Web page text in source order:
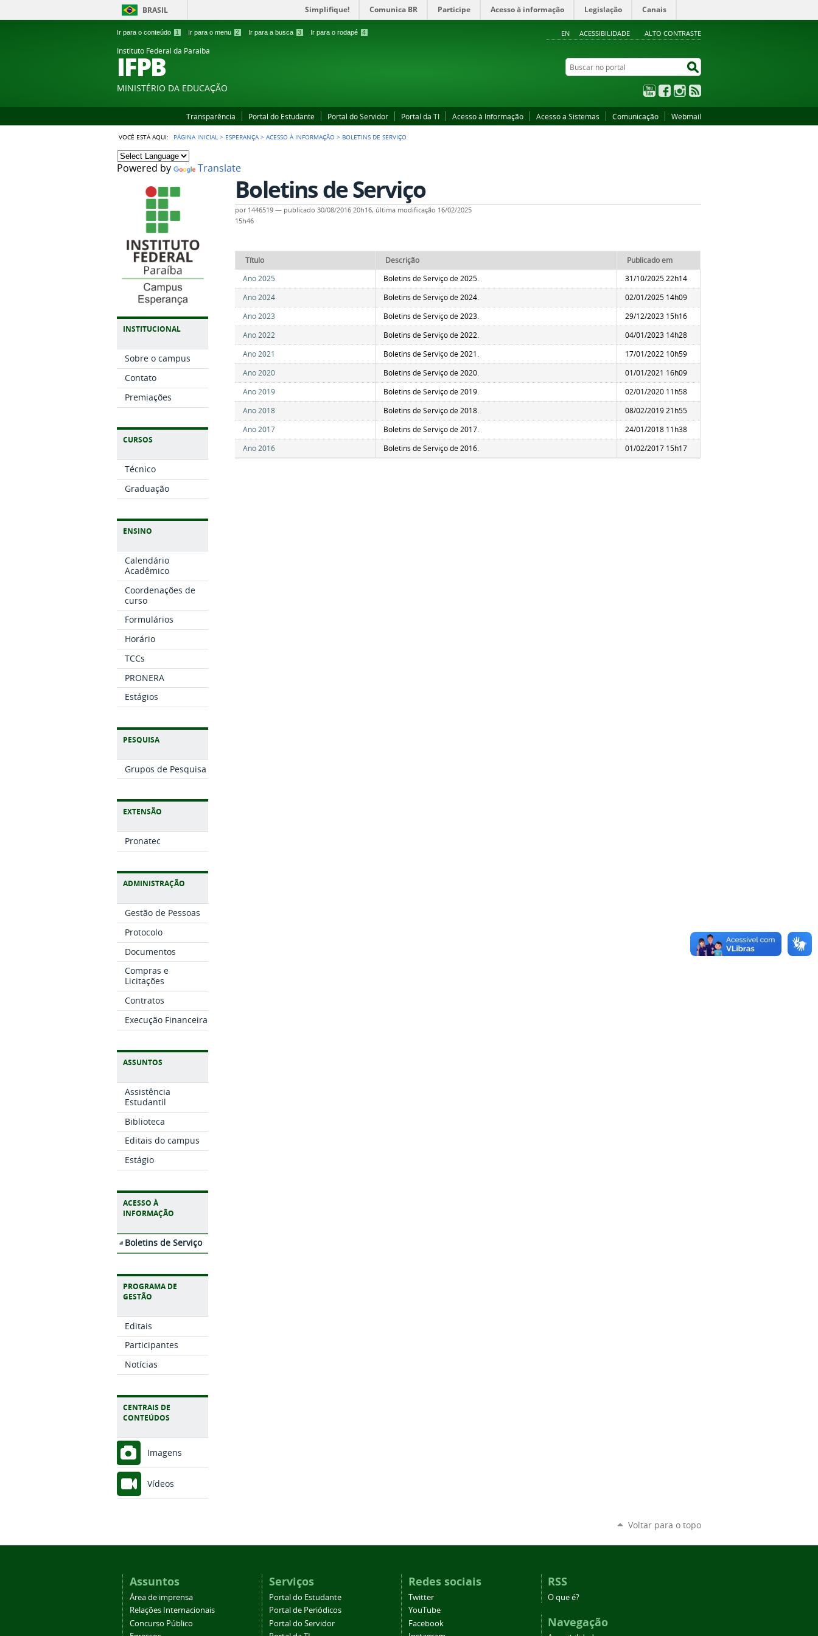
BRASIL Simplifique! Comunica BR Participe Acesso à informação Legislação Canais
Ir para o conteúdo 1 Ir para o menu 2 Ir para a busca 3 Ir para o rodapé 4 EN ACESSIBILIDADE ALTO CONTRASTE
Instituto Federal da Paraiba
IFPB
MINISTÉRIO DA EDUCAÇÃO
Buscar no portal
YouTubeFacebookInstagram
Transparência Portal do Estudante Portal do Servidor Portal da TI Acesso à Informação Acesso a Sistemas Comunicação Webmail
VOCÊ ESTÁ AQUI: PÁGINA INICIAL > ESPERANÇA >ACESSO À INFORMAÇÃO > BOLETINS DE SERVIÇO
Powered by Translate
INSTITUCIONAL
Sobre o campus
Contato
Premiações
CURSOS
Técnico
Graduação
ENSINO
Calendário
Acadêmico
Coordenações de
curso
Formulários
Horário
TCCs
PRONERA
Estágios
PESQUISA
Grupos de Pesquisa
EXTENSÃO
Pronatec
ADMINISTRAÇÃO
Gestão de Pessoas
Protocolo
Documentos
Compras e
Licitações
Contratos
Execução Financeira
ASSUNTOS
Assistência
Estudantil
Biblioteca
Editais do campus
Estágio
ACESSO À
INFORMAÇÃO
Boletins de Serviço
PROGRAMA DE
GESTÃO
Editais
Participantes
Notícias
CENTRAIS DE
CONTEÚDOS
Imagens
Vídeos
Boletins de Serviço
por 1446519 — publicado 30/08/2016 20h16, última modificação 16/02/2025
15h46
Título Descrição
Publicado em
Ano 2025
Boletins de Serviço de 2025.
31/10/2025 22h14
Ano 2024
Boletins de Serviço de 2024.
02/01/2025 14h09
Ano 2023
Boletins de Serviço de 2023.
29/12/2023 15h16
Ano 2022
Boletins de Serviço de 2022.
04/01/2023 14h28
Ano 2021
Boletins de Serviço de 2021.
17/01/2022 10h59
Ano 2020
Boletins de Serviço de 2020.
01/01/2021 16h09
Ano 2019
Boletins de Serviço de 2019.
02/01/2020 11h58
Ano 2018
Boletins de Serviço de 2018.
08/02/2019 21h55
Ano 2017
Boletins de Serviço de 2017.
24/01/2018 11h38
Ano 2016
Boletins de Serviço de 2016. 01/02/2017 15h17
Voltar para o topo
Assuntos
Área de imprensa
Relações Internacionais
Concurso Público
Serviços
Portal do Estudante
Portal de Periódicos
Portal do Servidor
Redes sociais
Twitter
YouTube
Facebook
RSS
O que é?
Navegação